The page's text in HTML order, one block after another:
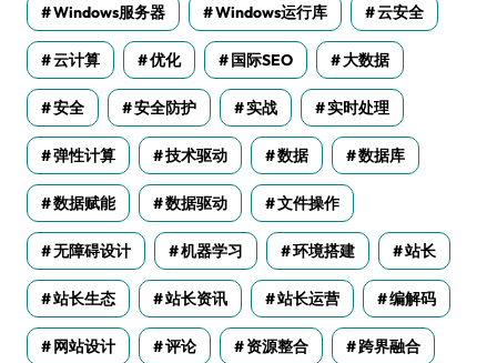
Windows服务器 Windows运行库 云安全
云计算 优化 国际SEO 大数据
安全 安全防护 实战 实时处理
弹性计算 技术驱动 数据 数据库
数据赋能 数据驱动 文件操作
无障碍设计 机器学习 环境搭建 站长
站长生态 站长资讯 站长运营 编解码
网站设计 评论 资源整合 跨界融合